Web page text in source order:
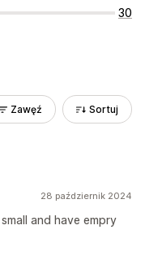
30
Zawęź Sortuj
28 październik 2024
and have empry